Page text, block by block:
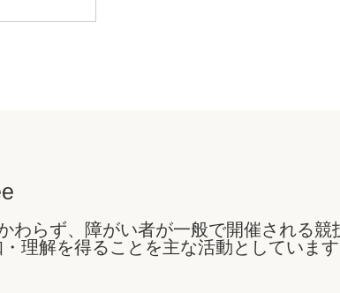
わらず、障がい者が一般で開催される競
理解を得ることを主な活動としています